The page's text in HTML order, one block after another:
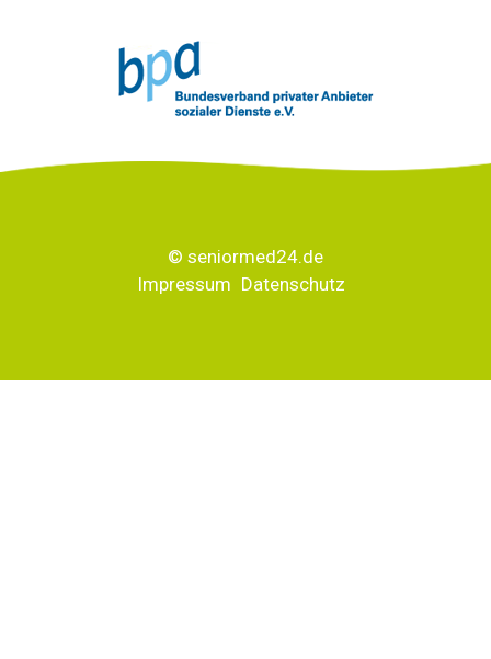
© seniormed24.de
Impressum Datenschutz